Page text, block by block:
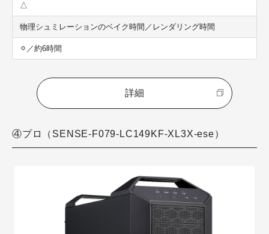
△
物理シュミレーションのベイク時間／レンダリング時間
⚪︎／約6時間
詳細
④プロ（SENSE-F079-LC149KF-XL3X-ese）